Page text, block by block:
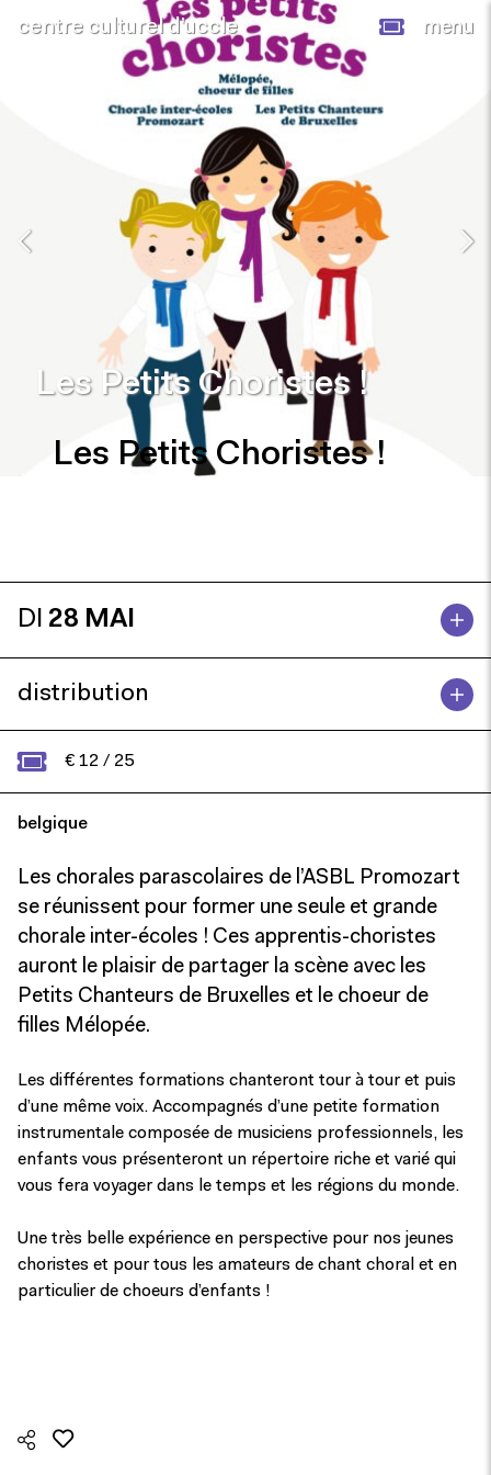
centre culturel d’uccle menu
Les Petits Choristes !
Les Petits Choristes !
DI 28 MAI
distribution
€ 12 / 25
belgique
Les chorales parascolaires de l’ASBL Promozart
se réunissent pour former une seule et grande
chorale inter-écoles ! Ces apprentis-choristes
auront le plaisir de partager la scène avec les
Petits Chanteurs de Bruxelles et le choeur de
filles Mélopée.
Les différentes formations chanteront tour à tour et puis
d’une même voix. Accompagnés d’une petite formation
instrumentale composée de musiciens professionnels, les
enfants vous présenteront un répertoire riche et varié qui
vous fera voyager dans le temps et les régions du monde.
Une très belle expérience en perspective pour nos jeunes
choristes et pour tous les amateurs de chant choral et en
particulier de choeurs d’enfants !